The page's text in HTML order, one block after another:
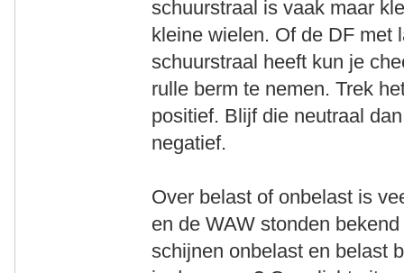
schuurstraal is vaak maar
kleine wielen. Of de DF met
schuurstraal heeft kun je
rulle berm te nemen. Trek
positief. Blijf die neutraal
negatief.
Over belast of onbelast is
en de WAW stonden
schijnen onbelast en belast